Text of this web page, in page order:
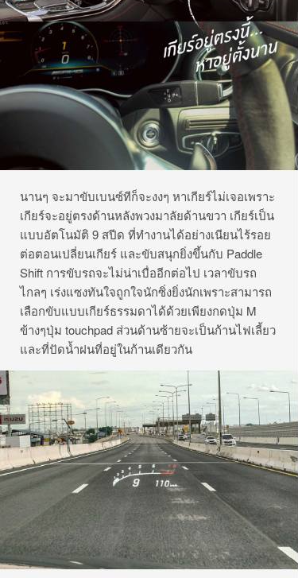
นานๆ จะมาขับเบนซ์ทีก็จะงงๆ หาเกียร์ไม่เจอเพราะ
เกียร์จะอยู่ตรงด้านหลังพวงมาลัยด้านขวา เกียร์เป็น
แบบอัตโนมัติ 9 สปีด ที่ทำงานได้อย่างเนียนไร้รอย
ต่อตอนเปลี่ยนเกียร์ และขับสนุกยิ่งขึ้นกับ Paddle
Shift การขับรถจะไม่น่าเบื่ออีกต่อไป เวลาขับรถ
ไกลๆ เร่งแซงทันใจถูกใจนักซิ่งยิ่งนักเพราะสามารถ
เลือกขับแบบเกียร์ธรรมดาได้ด้วยเพียงกดปุ่ม M
ข้างๆปุ่ม touchpad ส่วนด้านซ้ายจะเป็นก้านไฟเลี้ยว
และที่ปัดน้ำฝนที่อยู่ในก้านเดียวกัน